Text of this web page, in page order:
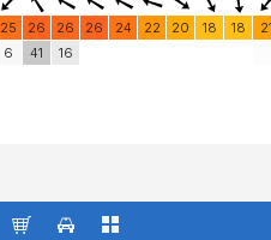
25 26 26 26 24 22 20 18 18
6 41
16